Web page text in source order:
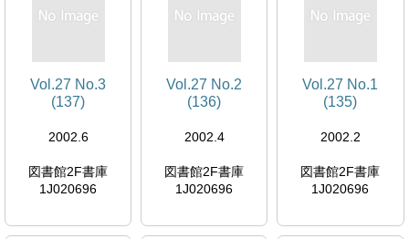
Vol.27 No.3
(137)
2002.6
図書館2F書庫
1J020696
Vol.27 No.2
(136)
2002.4
図書館2F書庫
1J020696
Vol.27 No.1
(135)
2002.2
図書館2F書庫
1J020696